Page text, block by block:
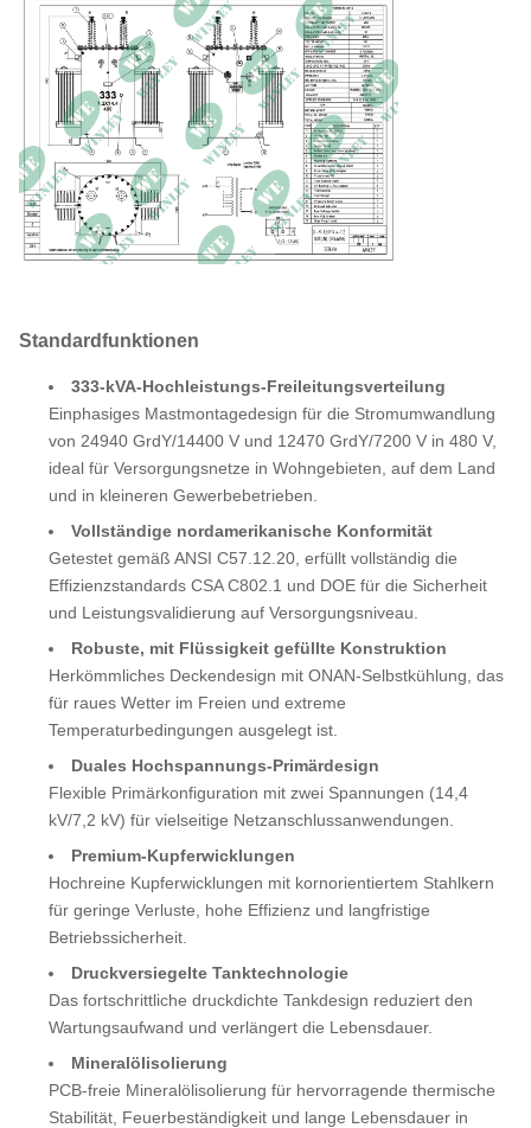
Gesamtgewicht (mit
Flüssigkeit gefüllt)
1634 kg
Effizienz 99,43 %
Kein Lastverlust 460 W
Volllastverlust (85 °C)) 2012.2 W
Standardfunktionen
333-kVA-Hochleistungs-Freileitungsverteilung
Einphasiges Mastmontagedesign für die Stromumwandlung
von 24940 GrdY/14400 V und 12470 GrdY/7200 V in 480 V,
ideal für Versorgungsnetze in Wohngebieten, auf dem Land
und in kleineren Gewerbebetrieben.
Vollständige nordamerikanische Konformität
Getestet gemäß ANSI C57.12.20, erfüllt vollständig die
Effizienzstandards CSA C802.1 und DOE für die Sicherheit
und Leistungsvalidierung auf Versorgungsniveau.
Robuste, mit Flüssigkeit gefüllte Konstruktion
Herkömmliches Deckendesign mit ONAN-Selbstkühlung, das
für raues Wetter im Freien und extreme
Temperaturbedingungen ausgelegt ist.
Duales Hochspannungs-Primärdesign
Flexible Primärkonfiguration mit zwei Spannungen (14,4
kV/7,2 kV) für vielseitige Netzanschlussanwendungen.
Premium-Kupferwicklungen
Hochreine Kupferwicklungen mit kornorientiertem Stahlkern
für geringe Verluste, hohe Effizienz und langfristige
Betriebssicherheit.
Druckversiegelte Tanktechnologie
Das fortschrittliche druckdichte Tankdesign reduziert den
Wartungsaufwand und verlängert die Lebensdauer.
Mineralölisolierung
PCB-freie Mineralölisolierung für hervorragende thermische
Stabilität, Feuerbeständigkeit und lange Lebensdauer in